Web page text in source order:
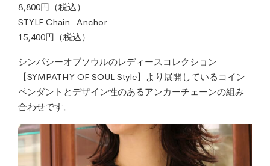
8,800円（税込）
STYLE Chain -Anchor
15,400円（税込）
シンパシーオブソウルのレディースコレクション
【SYMPATHY OF SOUL Style】より展開しているコイン
ペンダントとデザイン性のあるアンカーチェーンの組み
合わせです。